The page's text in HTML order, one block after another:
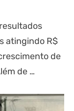
atingindo R$
de
de …